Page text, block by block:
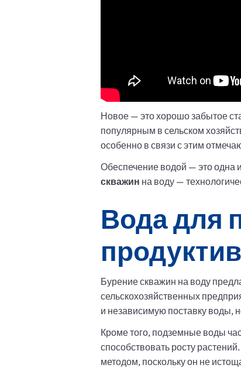
Новое — это хорошо забытое
популярным в сельском
особенно в связи с этим
Обеспечение водой — это
скважин на воду —
Вода для
Бурение скважин на воду
сельскохозяйственных
и независимую поставку воды,
Кроме того, подземные воды
способствовать росту
методом, поскольку он не